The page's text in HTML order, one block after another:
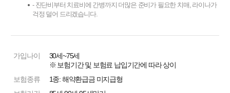
- 진단비부터 치료비에 간병까지 더많은 준비가 필요한 치매, 라이나가
걱정 덜어 드리겠습니다.
가입나이
30세~75세
※ 보험기간 및 보험료 납입기간에 따라 상이
보험종류
1종: 해약환급금 미지급형